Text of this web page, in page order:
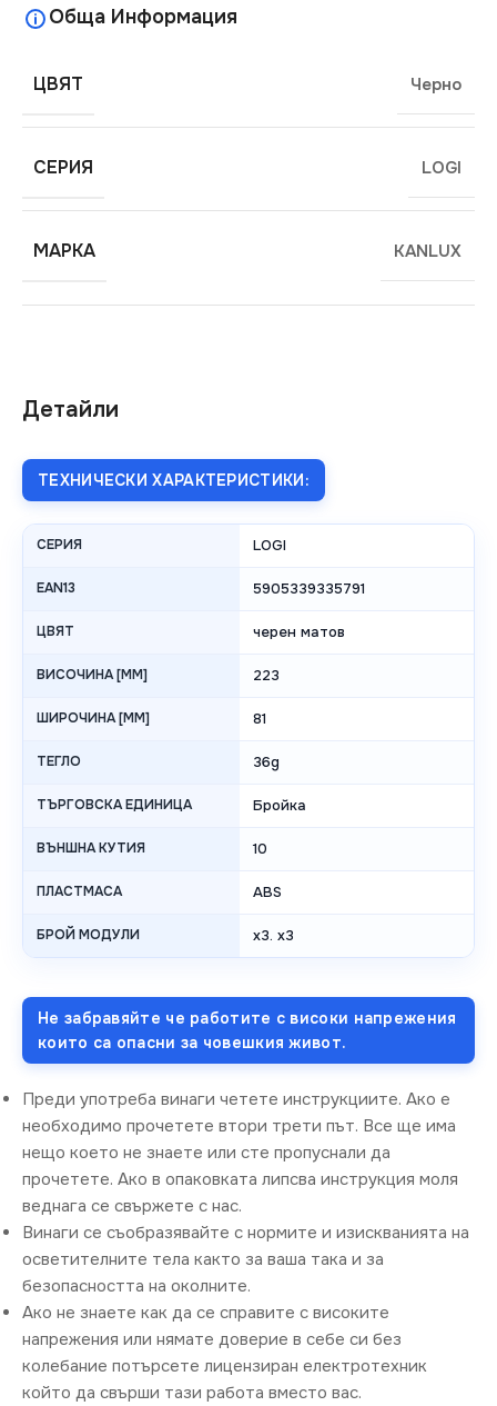
Детайли
ТЕХНИЧЕСКИ ХАРАКТЕРИСТИКИ:
СЕРИЯ LOGI
EAN13 5905339335791
ЦВЯТ черен матов
ВИСОЧИНА [MM] 223
ШИРОЧИНА [MM] 81
ТЕГЛО 36g
ТЪРГОВСКА ЕДИНИЦА Бройка
ВЪНШНА КУТИЯ 10
ПЛАСТМАСА ABS
БРОЙ МОДУЛИ x3. x3
Не забравяйте че работите с високи напрежения
които са опасни за човешкия живот.
Преди употреба винаги четете инструкциите. Ако е
необходимо прочетете втори трети път. Все ще има
нещо което не знаете или сте пропуснали да
прочетете. Ако в опаковката липсва инструкция моля
веднага се свържете с нас.
Винаги се съобразявайте с нормите и изискванията на
осветителните тела както за ваша така и за
безопасността на околните.
Ако не знаете как да се справите с високите
напрежения или нямате доверие в себе си без
колебание потърсете лицензиран електротехник
който да свърши тази работа вместо вас.
Обща Информация
ЦВЯТ Черно
СЕРИЯ LOGI
МАРКА KANLUX